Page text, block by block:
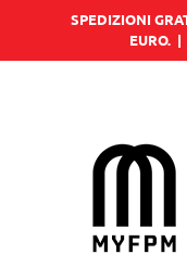
SPEDIZIONI
EURO. |